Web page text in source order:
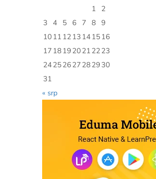
1
2
3
4 5 6 7 8 9
10 11 12 13 14 15 16
17 18 19 2021 22 23
24252627 2829 30
31
« srp